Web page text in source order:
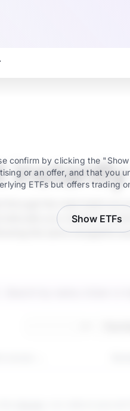
through the main bank
allocate your desired
the same
confirm by clicking the
or an offer, and that you
ETFs but offers trading
Show ETFs